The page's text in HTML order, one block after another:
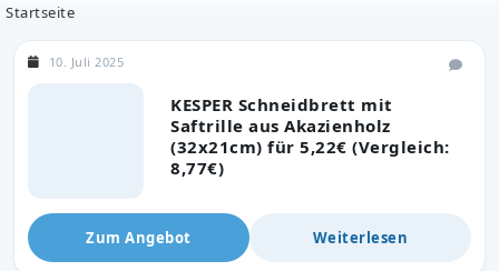
Startseite
KESPER Schneidbrett mit
Saftrille aus Akazienholz
(32x21cm) für 5,22€ (Vergleich:
8,77€)
10. Juli 2025
Zum Angebot Weiterlesen